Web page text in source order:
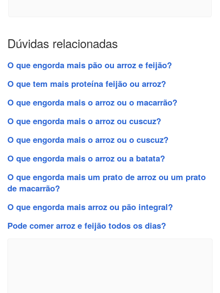
Dúvidas relacionadas
O que engorda mais pão ou arroz e feijão?
O que tem mais proteína feijão ou arroz?
O que engorda mais o arroz ou o macarrão?
O que engorda mais o arroz ou cuscuz?
O que engorda mais o arroz ou o cuscuz?
O que engorda mais o arroz ou a batata?
O que engorda mais um prato de arroz ou um prato
de macarrão?
O que engorda mais arroz ou pão integral?
Pode comer arroz e feijão todos os dias?